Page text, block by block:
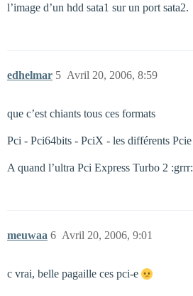
l’image d’un hdd sata1 sur un port sata2.
edhelmar Avril 20, 2006, 8:59
5
que c’est chiants tous ces formats
Pci - Pci64bits - PciX - les différents Pcie
A quand l’ultra Pci Express Turbo 2 :grrr:
meuwaa Avril 20, 2006, 9:01
6
c vrai, belle pagaille ces pci-e